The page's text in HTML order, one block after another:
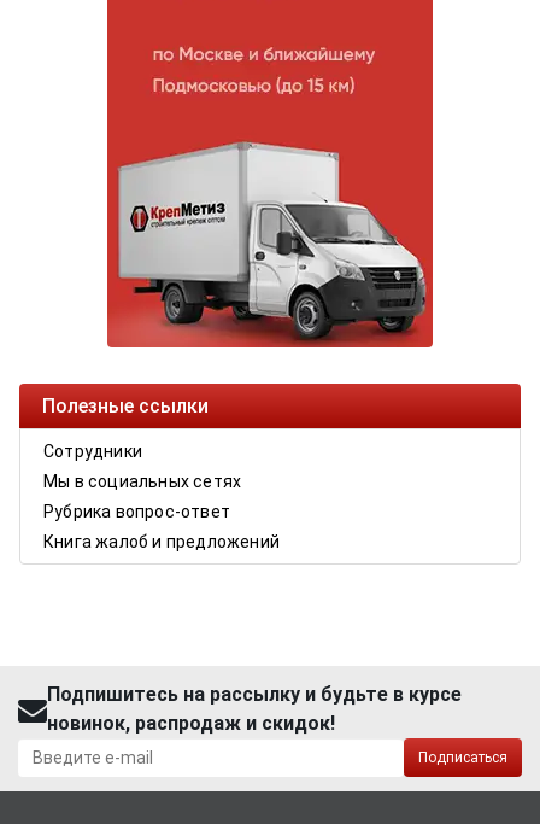
Полезные ссылки
Сотрудники
Мы в социальных сетях
Рубрика вопрос-ответ
Книга жалоб и предложений
Подпишитесь на рассылку и будьте в курсе
новинок, распродаж и скидок!
Подписаться